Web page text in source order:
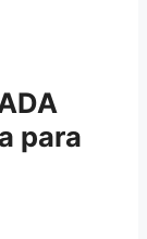
para